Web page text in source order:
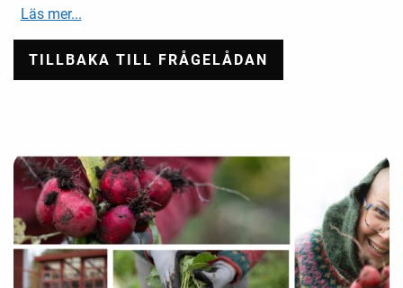
Läs mer...